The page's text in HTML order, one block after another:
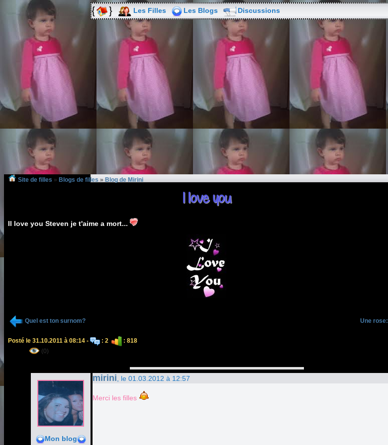
Les Filles Les Blogs Discussions
Site de filles » Blogs de filles » Blog de Mirini
I love you
Il love you Steven je t'aime a mort...
Quel est ton surnom? Une rose:
Posté le 31.10.2011 à 08:14 - : 2
: 818
(0)
Mon blog
mirini , le 01.03.2012 à 12:57
Merci les filles